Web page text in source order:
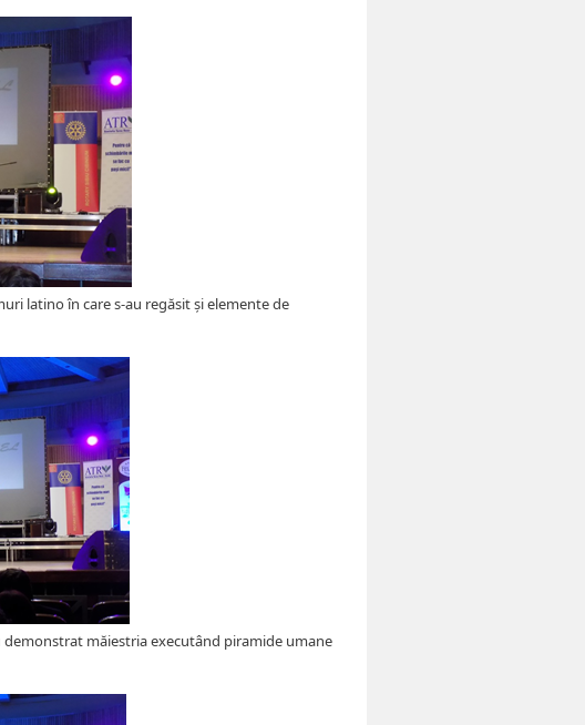
latino în care s-au regăsit și elemente de
măiestria executând piramide umane